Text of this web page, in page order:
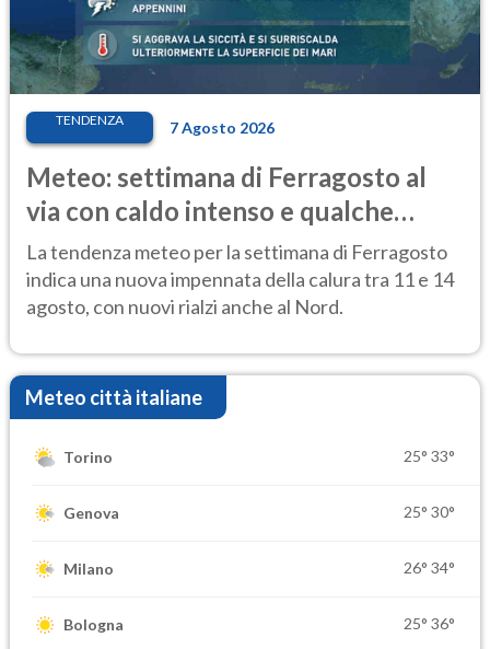
TENDENZA 7 Agosto 2026
Meteo: settimana di Ferragosto al
via con caldo intenso e qualche
temporale
La tendenza meteo per la settimana di Ferragosto
indica una nuova impennata della calura tra 11 e 14
agosto, con nuovi rialzi anche al Nord.
Meteo città italiane
Torino 25° 33°
Genova 25° 30°
Milano 26° 34°
Bologna 25° 36°